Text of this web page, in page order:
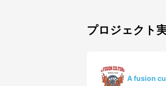
プロジェクト
A fusion